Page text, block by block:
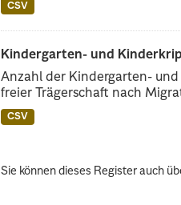
CSV
Kindergarten- und
Anzahl der Kindergarten-
freier Trägerschaft nach
CSV
Sie können dieses Register auch